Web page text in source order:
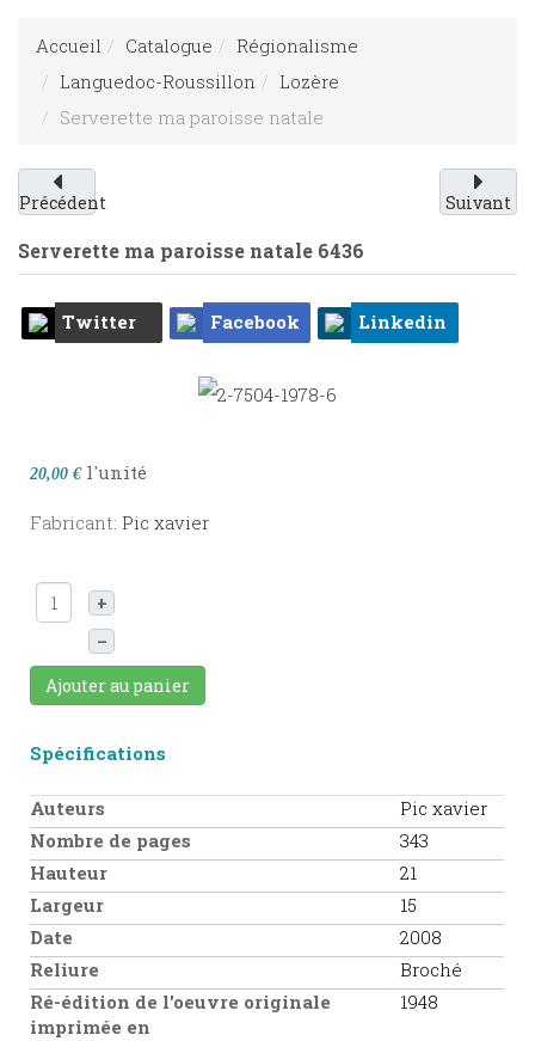
Accueil Catalogue
Régionalisme
Languedoc-Roussillon
Lozère
Serverette ma paroisse natale
Précédent Suivant
Serverette ma paroisse natale 6436
Twitter Facebook Linkedin
20,00 € l'unité
Fabricant: Pic xavier
+
–
Ajouter au panier
Spécifications
Auteurs
Pic xavier
Nombre de pages
343
Hauteur
21
Largeur
15
Date
2008
Reliure
Broché
Ré-édition de l'oeuvre originale
imprimée en
1948